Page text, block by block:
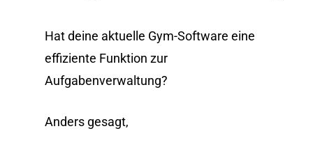
Hat deine aktuelle Gym-Software eine
effiziente Funktion zur
Aufgabenverwaltung?
Anders gesagt,